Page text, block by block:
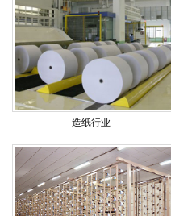
造纸行业